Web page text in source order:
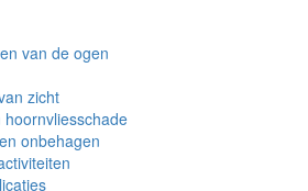
van de ogen
zicht
onbehagen